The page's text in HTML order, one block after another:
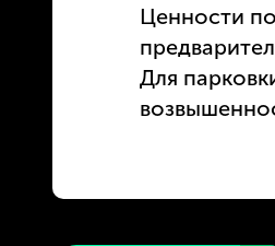
Ценности
Для